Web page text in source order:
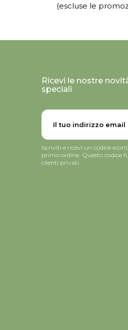
(escluse le
Ricevi le nostre
speciali
Iscriviti e ricevi un codice
primo ordine. Questo codice
clienti privati.